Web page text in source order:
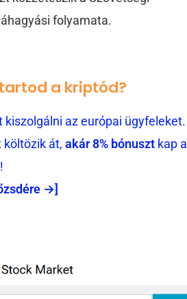
folyamata.
a kriptód?
kiszolgálni az európai
költözik át, akár 8% bónuszt kap
→]